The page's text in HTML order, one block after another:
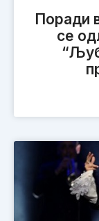
Поради
се